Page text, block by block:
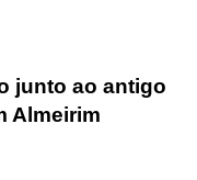
junto ao antigo
Almeirim